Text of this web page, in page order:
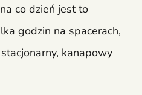
co dzień jest to
godzin na spacerach,
kanapowy